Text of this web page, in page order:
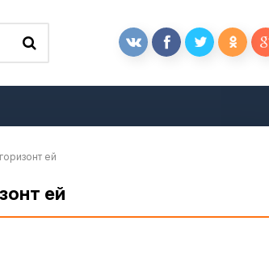
ей
ей